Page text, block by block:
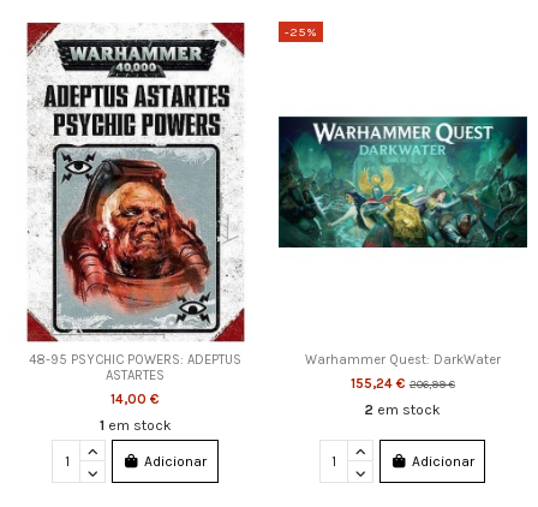
48-95 PSYCHIC POWERS: ADEPTUS
ASTARTES
14,00 €
1 em stock
Adicionar
-25%
Warhammer Quest: DarkWater
155,24 €206,99 €
2 em stock
Adicionar